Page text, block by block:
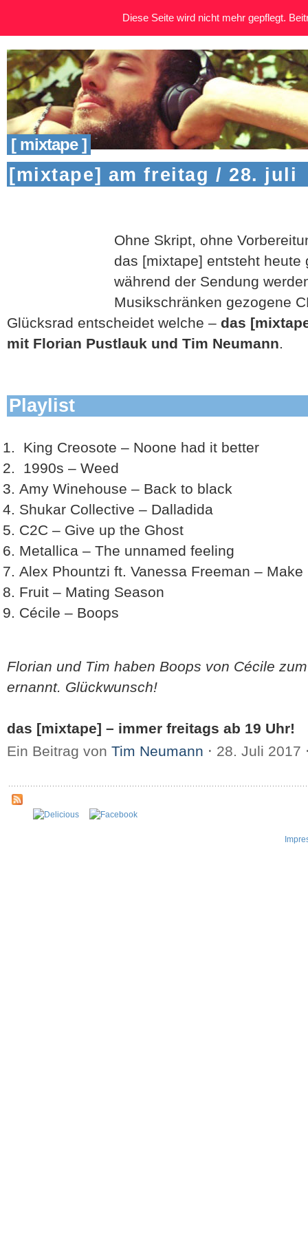
[ mixtape ]
[mixtape] am freitag / 28. juli
Ohne Skript, ohne
das [mixtape] entsteht heute
während der Sendung
Musikschränken gezogene
Glücksrad entscheidet welche – das
mit Florian Pustlauk und Tim Neumann.
Playlist
King Creosote – Noone had it better
1990s – Weed
Amy Winehouse – Back to black
Shukar Collective – Dalladida
C2C – Give up the Ghost
Metallica – The unnamed feeling
Alex Phountzi ft. Vanessa Freeman – Make
Fruit – Mating Season
Cécile – Boops
Florian und Tim haben Boops von Cécile
ernannt. Glückwunsch!
das [mixtape] – immer freitags ab 19 Uhr!
Ein Beitrag von Tim Neumann ⋅ 28. Juli 2017
Diese Seite wird nicht mehr gepflegt.